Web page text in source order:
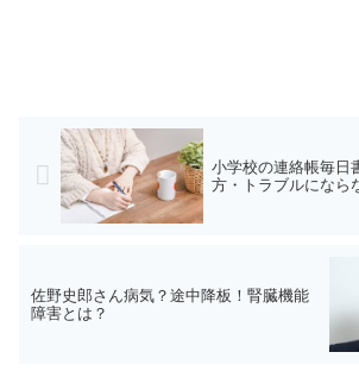
小学校の連絡帳毎日
方・トラブルになら
佐野史郎さん病気？途中降板！腎臓機能
障害とは？